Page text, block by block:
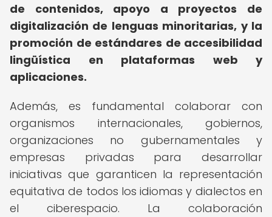
de contenidos, apoyo a proyectos de
digitalización de lenguas minoritarias, y la
promoción de estándares de accesibilidad
lingüística en plataformas web y
aplicaciones.
Además, es fundamental colaborar con
organismos internacionales, gobiernos,
organizaciones no gubernamentales y
empresas privadas para desarrollar
iniciativas que garanticen la representación
equitativa de todos los idiomas y dialectos en
el ciberespacio. La colaboración